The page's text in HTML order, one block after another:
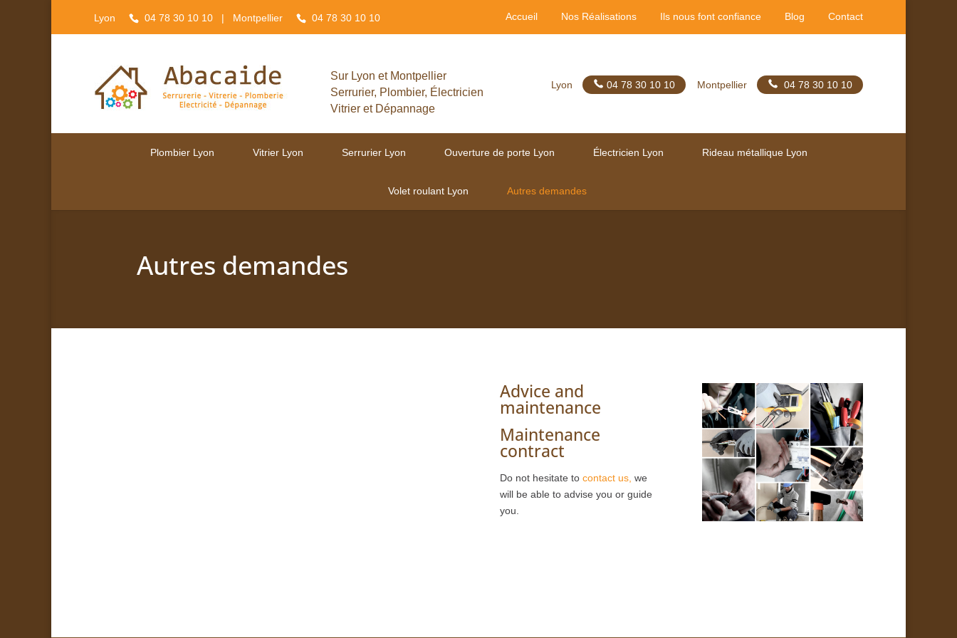
Lyon 04 78 30 10 10 | Montpellier 04 78 30 10 10 Accueil Nos Réalisations Ils nous font confiance Blog Contact
Lyon 04 78 30 10 10 Montpellier 04 78 30 10 10
Sur Lyon et Montpellier
Serrurier, Plombier, Électricien
Vitrier et Dépannage
Plombier Lyon Vitrier Lyon Serrurier Lyon Ouverture de porte Lyon Électricien Lyon Rideau métallique Lyon
Volet roulant Lyon Autres demandes
Autres demandes
Advice and
maintenance
Maintenance
contract
Do not hesitate to contact us, we
will be able to advise you or guide
you.